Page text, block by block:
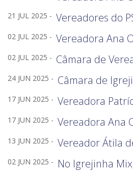
21 JUL 2025 - Vereadores do
02 JUL 2025 - Vereadora Ana
02 JUL 2025 - Câmara de
24 JUN 2025 - Câmara de
17 JUN 2025 - Vereadora
17 JUN 2025 - Vereadora Ana
13 JUN 2025 - Vereador Átila
02 JUN 2025 - No Igrejinha